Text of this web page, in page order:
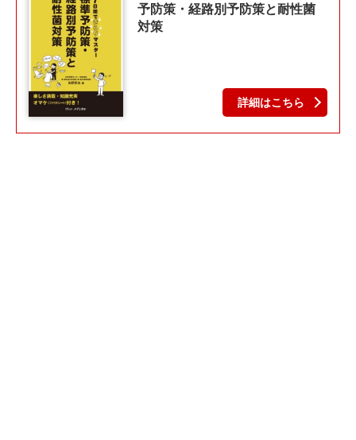
予防策・経路別予防策と耐性菌
対策
詳細はこちら